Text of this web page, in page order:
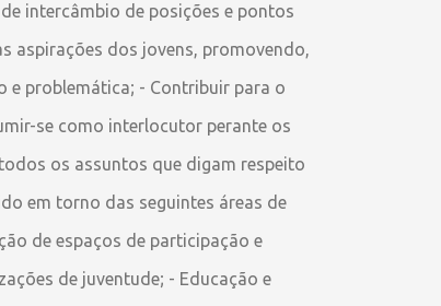
intercâmbio de posições e pontos
aspirações dos jovens, promovendo,
e problemática; - Contribuir para o
se como interlocutor perante os
os assuntos que digam respeito
em torno das seguintes áreas de
de espaços de participação e
de juventude; - Educação e